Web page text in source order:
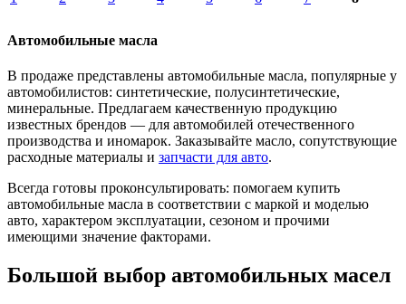
Автомобильные масла
В продаже представлены автомобильные масла, популярные у
автомобилистов: синтетические, полусинтетические,
минеральные. Предлагаем качественную продукцию
известных брендов — для автомобилей отечественного
производства и иномарок. Заказывайте масло, сопутствующие
расходные материалы и запчасти для авто.
Всегда готовы проконсультировать: помогаем купить
автомобильные масла в соответствии с маркой и моделью
авто, характером эксплуатации, сезоном и прочими
имеющими значение факторами.
Большой выбор автомобильных масел